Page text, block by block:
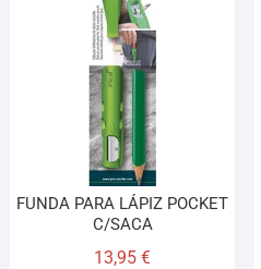
FUNDA PARA LÁPIZ POCKET
C/SACA
13,95€